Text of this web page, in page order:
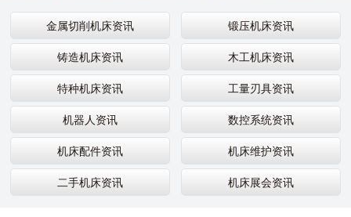
金属切削机床资讯 锻压机床资讯
铸造机床资讯 木工机床资讯
特种机床资讯 工量刃具资讯
机器人资讯 数控系统资讯
机床配件资讯 机床维护资讯
二手机床资讯 机床展会资讯